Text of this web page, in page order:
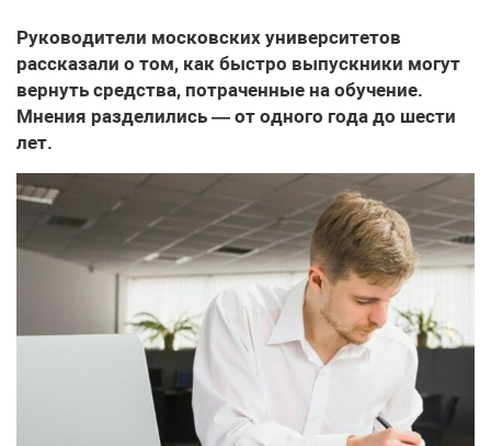
Руководители московских университетов
рассказали о том, как быстро выпускники могут
вернуть средства, потраченные на обучение.
Мнения разделились — от одного года до шести
лет.